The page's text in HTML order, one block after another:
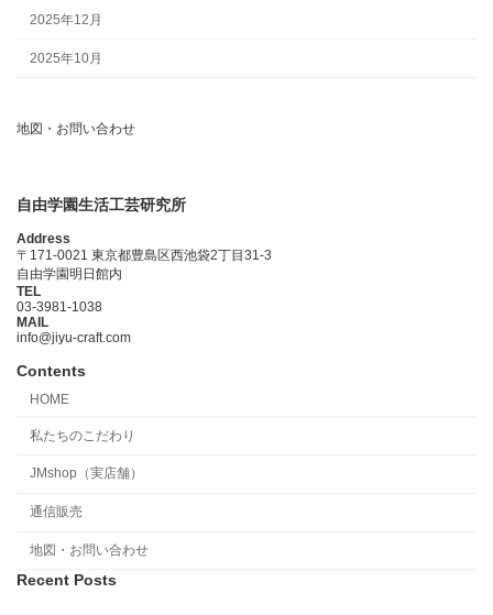
2025年12月
2025年10月
地図・お問い合わせ
自由学園生活工芸研究所
Address
〒171-0021 東京都豊島区西池袋2丁目31-3
自由学園明日館内
TEL
03-3981-1038
MAIL
info@jiyu-craft.com
Contents
HOME
私たちのこだわり
JMshop（実店舗）
通信販売
地図・お問い合わせ
Recent Posts